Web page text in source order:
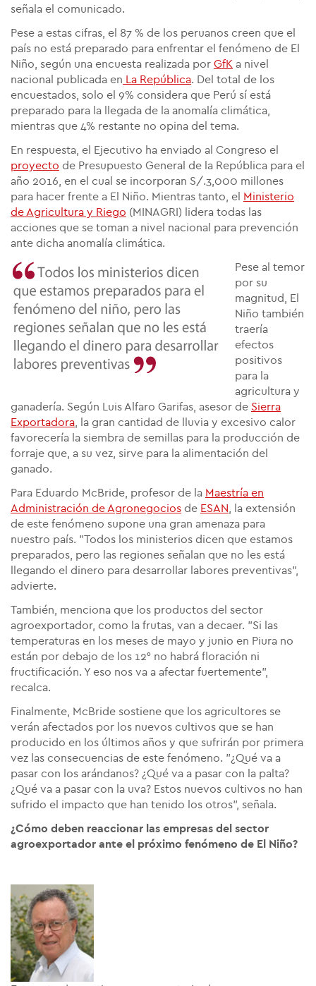
señala el comunicado.
Pese a estas cifras, el 87 % de los peruanos creen que el
país no está preparado para enfrentar el fenómeno de El
Niño, según una encuesta realizada por GfK a nivel
nacional publicada en La República. Del total de los
encuestados, solo el 9% considera que Perú sí está
preparado para la llegada de la anomalía climática,
mientras que 4% restante no opina del tema.
En respuesta, el Ejecutivo ha enviado al Congreso el
proyecto de Presupuesto General de la República para el
año 2016, en el cual se incorporan S/.3,000 millones
para hacer frente a El Niño. Mientras tanto, el
Ministerio
de Agricultura y Riego (MINAGRI) lidera todas las
acciones que se toman a nivel nacional para prevención
ante dicha anomalía climática.
Pese al temor
por su
magnitud, El
Niño también
traería
efectos
positivos
para la
agricultura y
ganadería. Según Luis Alfaro Garifas, asesor de Sierra
Exportadora , la gran cantidad de lluvia y excesivo calor
favorecería la siembra de semillas para la producción de
forraje que, a su vez, sirve para la alimentación del
ganado.
Para Eduardo McBride, profesor de la Maestría en
Administración de Agronegocios de ESAN
, la extensión
de este fenómeno supone una gran amenaza para
nuestro país. "Todos los ministerios dicen que estamos
preparados, pero las regiones señalan que no les está
llegando el dinero para desarrollar labores preventivas",
advierte.
También, menciona que los productos del sector
agroexportador, como la frutas, van a decaer. "Si las
temperaturas en los meses de mayo y junio en Piura no
están por debajo de los 12° no habrá floración ni
fructificación. Y eso nos va a afectar fuertemente",
recalca.
Finalmente, McBride sostiene que los agricultores se
verán afectados por los nuevos cultivos que se han
producido en los últimos años y que sufrirán por primera
vez las consecuencias de este fenómeno. "¿Qué va a
pasar con los arándanos? ¿Qué va a pasar con la palta?
¿Qué va a pasar con la uva? Estos nuevos cultivos no han
sufrido el impacto que han tenido los otros", señala.
¿Cómo deben reaccionar las empresas del sector
agroexportador ante el próximo fenómeno de El Niño?